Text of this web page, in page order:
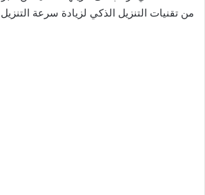
من تقنيات التنزيل الذكي لزيادة سرعة